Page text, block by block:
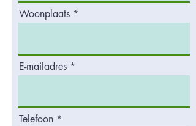
Woonplaats
E-mailadres
Telefoon